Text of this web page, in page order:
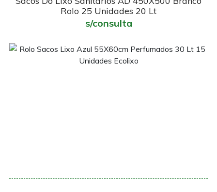
Rolo 25 Unidades 20 Lt
s/consulta